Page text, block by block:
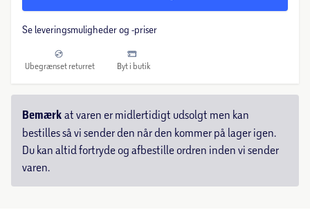
Se leveringsmuligheder og -priser
Ubegrænset returret Byt i butik
Bemærk at varen er midlertidigt udsolgt men kan
bestilles så vi sender den når den kommer på lager igen.
Du kan altid fortryde og afbestille ordren inden vi sender
varen.